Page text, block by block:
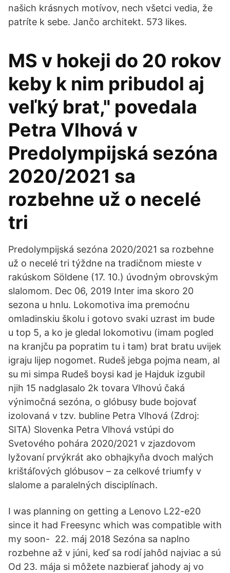
našich krásnych motívov, nech všetci vedia, že
patríte k sebe. Jančo architekt. 573 likes.
MS v hokeji do 20 rokov
keby k nim pribudol aj
veľký brat," povedala
Petra Vlhová v
Predolympijská sezóna
2020/2021 sa
rozbehne už o necelé
tri
Predolympijská sezóna 2020/2021 sa rozbehne
už o necelé tri týždne na tradičnom mieste v
rakúskom Söldene (17. 10.) úvodným obrovským
slalomom. Dec 06, 2019 Inter ima skoro 20
sezona u hnlu. Lokomotiva ima premoćnu
omladinskiu školu i gotovo svaki uzrast im bude
u top 5, a ko je gledal lokomotivu (imam pogled
na kranjču pa popratim tu i tam) brat bratu uvijek
igraju lijep nogomet. Rudeš jebga pojma neam, al
su mi simpa Rudeš boysi kad je Hajduk izgubil
njih 15 nadglasalo 2k tovara Vlhovú čaká
výnimočná sezóna, o glóbusy bude bojovať
izolovaná v tzv. bubline Petra Vlhová (Zdroj:
SITA) Slovenka Petra Vlhová vstúpi do
Svetového pohára 2020/2021 v zjazdovom
lyžovaní prvýkrát ako obhajkyňa dvoch malých
krištáľových glóbusov – za celkové triumfy v
slalome a paralelných disciplínach.
I was planning on getting a Lenovo L22-e20
since it had Freesync which was compatible with
my soon- 22. máj 2018 Sezóna sa naplno
rozbehne až v júni, keď sa rodí jahôd najviac a sú
Od 23. mája si môžete nazbierať jahody aj vo